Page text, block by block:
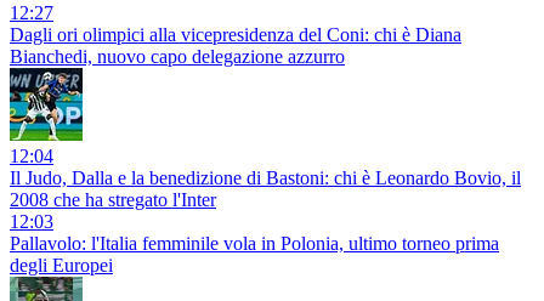
12:27
Dagli ori olimpici alla vicepresidenza del Coni: chi è Diana
Bianchedi, nuovo capo delegazione azzurro
12:04
Il Judo, Dalla e la benedizione di Bastoni: chi è Leonardo Bovio, il
2008 che ha stregato l'Inter
12:03
Pallavolo: l'Italia femminile vola in Polonia, ultimo torneo prima
degli Europei